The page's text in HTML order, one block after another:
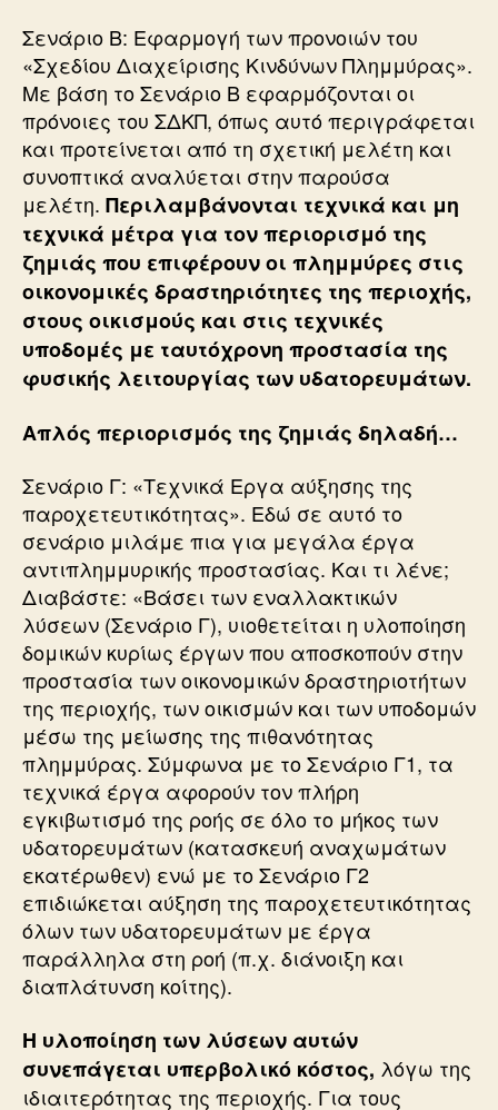
Σενάριο Β: Εφαρμογή των προνοιών του
«Σχεδίου Διαχείρισης Κινδύνων Πλημμύρας».
Με βάση το Σενάριο Β εφαρμόζονται οι
πρόνοιες του ΣΔΚΠ, όπως αυτό περιγράφεται
και προτείνεται από τη σχετική μελέτη και
συνοπτικά αναλύεται στην παρούσα
μελέτη. Περιλαμβάνονται τεχνικά και μη
τεχνικά μέτρα για τον περιορισμό της
ζημιάς που επιφέρουν οι πλημμύρες στις
οικονομικές δραστηριότητες της περιοχής,
στους οικισμούς και στις τεχνικές
υποδομές με ταυτόχρονη προστασία της
φυσικής λειτουργίας των υδατορευμάτων.
Απλός περιορισμός της ζημιάς δηλαδή…
Σενάριο Γ: «Τεχνικά Εργα αύξησης της
παροχετευτικότητας». Εδώ σε αυτό το
σενάριο μιλάμε πια για μεγάλα έργα
αντιπλημμυρικής προστασίας. Και τι λένε;
Διαβάστε: «Βάσει των εναλλακτικών
λύσεων (Σενάριο Γ), υιοθετείται η υλοποίηση
δομικών κυρίως έργων που αποσκοπούν στην
προστασία των οικονομικών δραστηριοτήτων
της περιοχής, των οικισμών και των υποδομών
μέσω της μείωσης της πιθανότητας
πλημμύρας. Σύμφωνα με το Σενάριο Γ1, τα
τεχνικά έργα αφορούν τον πλήρη
εγκιβωτισμό της ροής σε όλο το μήκος των
υδατορευμάτων (κατασκευή αναχωμάτων
εκατέρωθεν) ενώ με το Σενάριο Γ2
επιδιώκεται αύξηση της παροχετευτικότητας
όλων των υδατορευμάτων με έργα
παράλληλα στη ροή (π.χ. διάνοιξη και
διαπλάτυνση κοίτης).
Η υλοποίηση των λύσεων αυτών
συνεπάγεται υπερβολικό κόστος, λόγω της
ιδιαιτερότητας της περιοχής. Για τους